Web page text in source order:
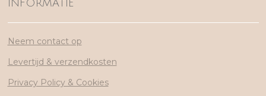
INFORMATIE
Neem contact op
Levertijd & verzendkosten
Privacy Policy & Cookies